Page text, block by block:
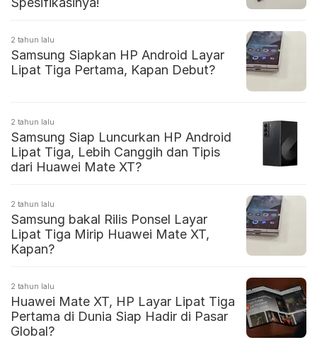
2 tahun lalu
Samsung Siapkan HP Android Layar
Lipat Tiga Pertama, Kapan Debut?
2 tahun lalu
Samsung Siap Luncurkan HP Android
Lipat Tiga, Lebih Canggih dan Tipis
dari Huawei Mate XT?
2 tahun lalu
Samsung bakal Rilis Ponsel Layar
Lipat Tiga Mirip Huawei Mate XT,
Kapan?
2 tahun lalu
Huawei Mate XT, HP Layar Lipat Tiga
Pertama di Dunia Siap Hadir di Pasar
Global?